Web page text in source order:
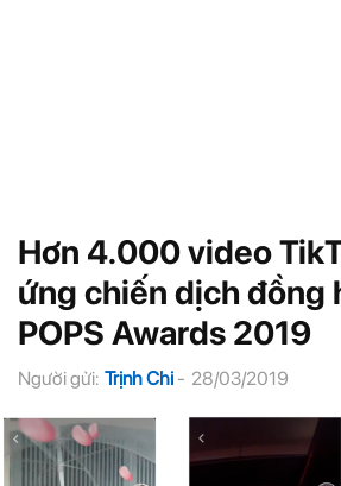
Hơn 4.000 video
ứng chiến dịch đồng
POPS Awards 2019
Người gửi: Trịnh Chi - 28/03/2019